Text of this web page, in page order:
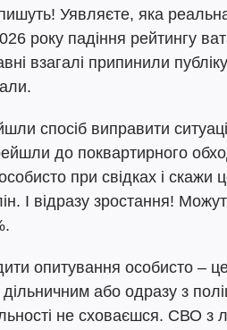
Уявляєте, яка
року падіння рейтингу
взагалі припинили
спосіб виправити
до поквартирного
при свідках і
І відразу зростання!
опитування особисто –
або одразу з
не сховаєшся. СВО з